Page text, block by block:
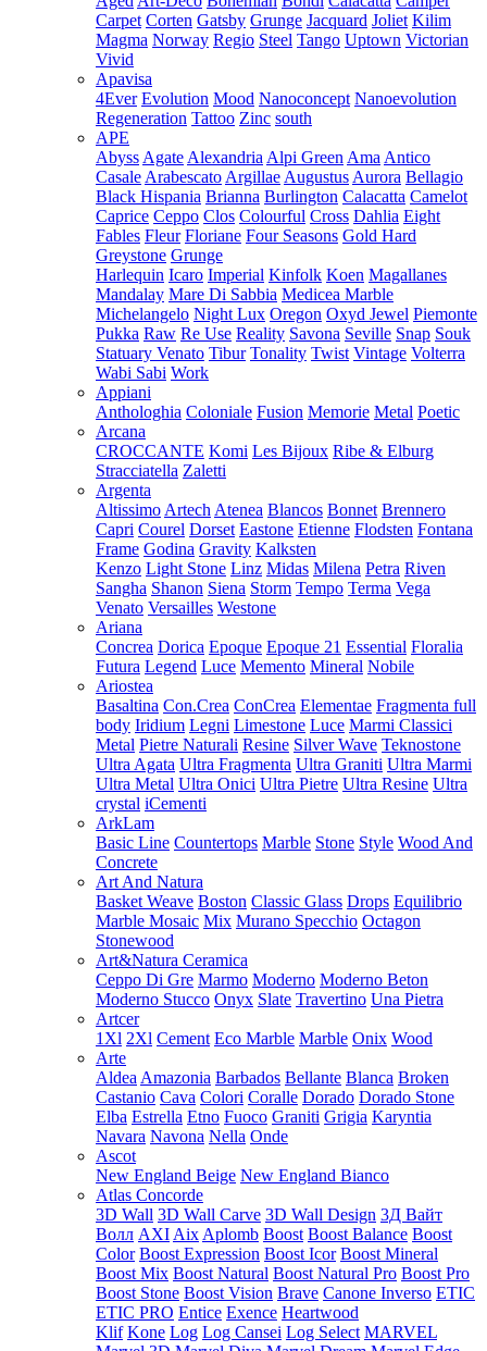
Carpet Corten Gatsby Grunge Jacquard Joliet Kilim
Magma Norway Regio Steel Tango Uptown Victorian
Vivid
Apavisa
4Ever Evolution Mood Nanoconcept Nanoevolution
Regeneration Tattoo Zinc south
APE
Abyss Agate Alexandria Alpi Green Ama Antico
Casale Arabescato Argillae Augustus Aurora Bellagio
Black Hispania Brianna Burlington Calacatta Camelot
Caprice Ceppo Clos Colourful Cross Dahlia Eight
Fables Fleur Floriane Four Seasons Gold Hard
Greystone Grunge
Harlequin Icaro Imperial Kinfolk Koen Magallanes
Mandalay Mare Di Sabbia Medicea Marble
Michelangelo Night Lux Oregon Oxyd Jewel Piemonte
Pukka Raw Re Use Reality Savona Seville Snap Souk
Statuary Venato Tibur Tonality Twist Vintage Volterra
Wabi Sabi Work
Appiani
Anthologhia Coloniale Fusion Memorie Metal Poetic
Arcana
CROCCANTE Komi Les Bijoux Ribe & Elburg
Stracciatella Zaletti
Argenta
Altissimo Artech Atenea Blancos Bonnet Brennero
Capri Courel Dorset Eastone Etienne Flodsten Fontana
Frame Godina Gravity Kalksten
Kenzo Light Stone Linz Midas Milena Petra Riven
Sangha Shanon Siena Storm Tempo Terma Vega
Venato Versailles Westone
Ariana
Concrea Dorica Epoque Epoque 21 Essential Floralia
Futura Legend Luce Memento Mineral Nobile
Ariostea
Basaltina Con.Crea ConCrea Elementae Fragmenta full
body Iridium Legni Limestone Luce Marmi Classici
Metal Pietre Naturali Resine Silver Wave Teknostone
Ultra Agata Ultra Fragmenta Ultra Graniti Ultra Marmi
Ultra Metal Ultra Onici Ultra Pietre Ultra Resine Ultra
crystal iCementi
ArkLam
Basic Line Countertops Marble Stone Style Wood And
Concrete
Art And Natura
Basket Weave Boston Classic Glass Drops Equilibrio
Marble Mosaic Mix Murano Specchio Octagon
Stonewood
Art&Natura Ceramica
Ceppo Di Gre Marmo Moderno Moderno Beton
Moderno Stucco Onyx Slate Travertino Una Pietra
Artcer
1Xl 2Xl Cement Eco Marble Marble Onix Wood
Arte
Aldea Amazonia Barbados Bellante Blanca Broken
Castanio Cava Colori Coralle Dorado Dorado Stone
Elba Estrella Etno Fuoco Graniti Grigia Karyntia
Navara Navona Nella Onde
Ascot
New England Beige New England Bianco
Atlas Concorde
3D Wall 3D Wall Carve 3D Wall Design 3Д Вайт
Волл AXI Aix Aplomb Boost Boost Balance Boost
Color Boost Expression Boost Icor Boost Mineral
Boost Mix Boost Natural Boost Natural Pro Boost Pro
Boost Stone Boost Vision Brave Canone Inverso ETIC
ETIC PRO Entice Exence Heartwood
Klif Kone Log Log Cansei Log Select MARVEL